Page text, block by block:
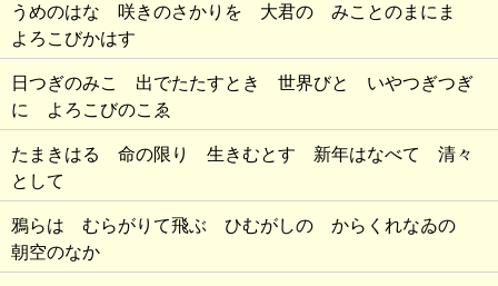
うめのはな 咲きのさかりを 大君の みことのまにま
よろこびかはす
日つぎのみこ 出でたたすとき 世界びと いやつぎつぎ
に よろこびのこゑ
たまきはる 命の限り 生きむとす 新年はなべて 清々
として
鴉らは むらがりて飛ぶ ひむがしの からくれなゐの
朝空のなか